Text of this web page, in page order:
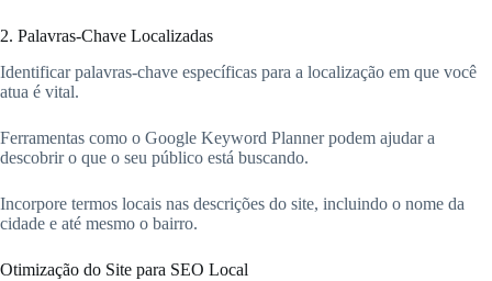
2. Palavras-Chave Localizadas
Identificar palavras-chave específicas para a localização em que você
atua é vital.
Ferramentas como o Google Keyword Planner podem ajudar a
descobrir o que o seu público está buscando.
Incorpore termos locais nas descrições do site, incluindo o nome da
cidade e até mesmo o bairro.
Otimização do Site para SEO Local